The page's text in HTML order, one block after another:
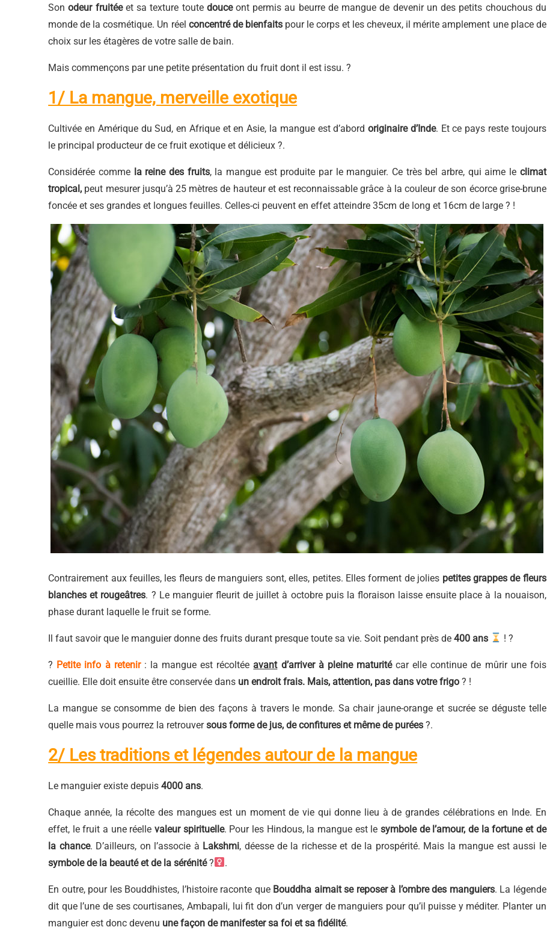
Sonodeur fruitéeet sa texture toute douceont permis au beurre de mangue de devenir un des petits chouchous du
monde de la cosmétique. Un réel concentré de bienfaitspour le corps et les cheveux, il mérite amplement une place de
choix sur les étagères de votre salle de bain.
Mais commençons par une petite présentation du fruit dont il est issu. ?
1/ La mangue, merveille exotique
Cultivée en Amérique du Sud, en Afrique et en Asie, la mangue est d’abordoriginaire d’Inde. Et ce pays reste toujours
le principal producteur de ce fruit exotique et délicieux ?.
Considérée comme la reine des fruits, la mangue est produite par le manguier. Ce très bel arbre, qui aime le climat
tropical, peut mesurer jusqu’à 25 mètres de hauteur et est reconnaissable grâce à la couleur de son écorce grise-brune
foncée et ses grandes et longues feuilles. Celles-ci peuvent en effet atteindre 35cm de long et 16cm de large ? !
Contrairement aux feuilles, les fleurs de manguiers sont, elles, petites. Elles forment de jolies petites grappes de fleurs
blanches et rougeâtres. ? Le manguier fleurit de juillet à octobre puis la floraison laisse ensuite place à la nouaison,
phase durant laquelle le fruit se forme.
Il faut savoir que le manguier donne des fruits durant presque toute sa vie. Soit pendant près de400 ans ! ?
? Petite info à retenir: la mangue est récoltée avantd’arriver à pleine maturitécar elle continue de mûrir une fois
cueillie. Elle doit ensuite être conservée dans un endroit frais. Mais, attention, pas dans votre frigo ? !
La mangue se consomme de bien des façons à travers le monde. Sa chair jaune-orange et sucrée se déguste telle
quelle mais vous pourrez la retrouversous forme de jus, de confitures et même de purées ?.
2/ Les traditions et légendes autour de la mangue
Le manguier existe depuis4000 ans.
Chaque année, la récolte des mangues est un moment de vie qui donne lieu à de grandes célébrations en Inde. En
effet, le fruit a une réellevaleur spirituelle. Pour les Hindous, la mangue est lesymbole de l’amour, de la fortune et de
la chance. D’ailleurs, on l’associe à Lakshmi, déesse de la richesse et de la prospérité. Mais la mangue est aussi le
symbole de la beauté et de la sérénité?‍ .
En outre, pour les Bouddhistes, l’histoire raconte que Bouddha aimait se reposer à l’ombre des manguiers. La légende
dit que l’une de ses courtisanes, Ambapali, lui fit don d’un verger de manguiers pour qu’il puisse y méditer. Planter un
manguier est donc devenu une façon de manifester sa foi et sa fidélité.